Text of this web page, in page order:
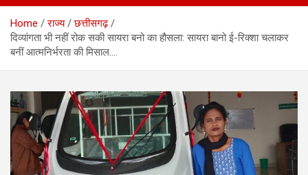
Home राज्य
छत्तीसगढ़
दिव्यांगता भी नहीं रोक सकी सायरा बनो का हौसला: सायरा बानो ई-रिक्शा चलाकर
बनीं आत्मनिर्भरता की मिसाल….